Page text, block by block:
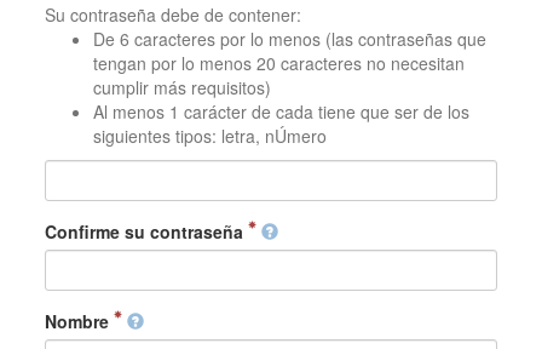
Su contraseña debe de contener:
De 6 caracteres por lo menos (las contraseñas que
tengan por lo menos 20 caracteres no necesitan
cumplir más requisitos)
Al menos 1 carácter de cada tiene que ser de los
siguientes tipos: letra, nÚmero
Confirme su contraseña
Nombre